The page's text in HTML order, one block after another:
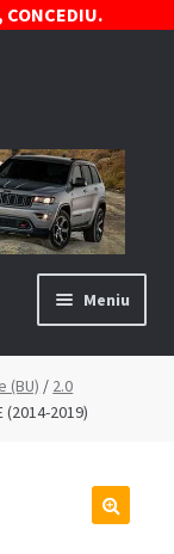
CONCEDIU.
Meniu
(BU) / 2.0
(2014-2019)